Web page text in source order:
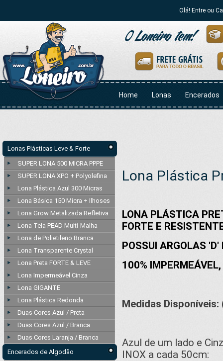
Olá! Entre ou
Home Lonas Encerados
Lonas Plásticas Leve & Forte
SUPER LONA 500 MICRA PPPE
SUPER LONA XPO + Polyolefina
Lona Plástica Azul 300 Micras
Lona Básica 150 Micra + Ilhoses
Lona Grow Metalizada Refletiva
Lona Tela PEAD Multi-Malha
Lona de Polietileno Branca
Lona Transparente Crystal
Lona Preta FORTE & LEVE
Lona Impermeável Cinza
Lona GIGANTE
Lona Plástica Redonda
Duas Cores Azul / Preta
Duas Cores Azul / Branca
Duas Cores Laranja / Branca
Encerados de Algodão
Lona Plástica
LONA PLÁSTICA
FORTE E
POSSUI ARGOLAS
100% IMPERMEÁVEL,
Medidas
Azul de um lado e
INOX a cada 50cm: